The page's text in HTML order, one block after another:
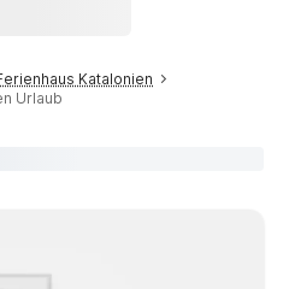
Katalonien
Urlaub